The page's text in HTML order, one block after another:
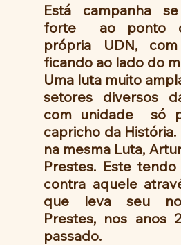
Está campanha
forte  ao ponto
própria UDN,
ficando ao lado do
Uma luta muito
setores diversos
com unidade  só
capricho da
na mesma Luta,
Prestes. Este
contra aquele
que leva seu
Prestes, nos anos
passado.